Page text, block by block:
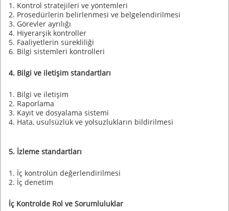
1. Kontrol stratejileri ve yöntemleri
2. Prosedürlerin belirlenmesi ve belgelendirilmesi
3. Görevler ayrılığı
4. Hiyerarşik kontroller
5. Faaliyetlerin sürekliliği
6. Bilgi sistemleri kontrolleri
4. Bilgi ve iletişim standartları
1. Bilgi ve iletişim
2. Raporlama
3. Kayıt ve dosyalama sistemi
4. Hata, usulsüzlük ve yolsuzlukların bildirilmesi
5. İzleme standartları
1. İç kontrolün değerlendirilmesi
2. İç denetim
İç Kontrolde Rol ve Sorumluluklar